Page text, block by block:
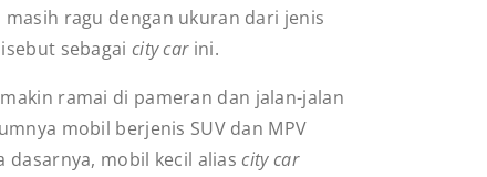
masih ragu dengan ukuran dari jenis
sebagai city carini.
ramai di pameran dan jalan-jalan
mobil berjenis SUV dan MPV
dasarnya, mobil kecil aliascity car